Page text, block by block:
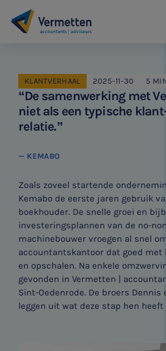
KLANTVERHAAL 2025-11-30 5
“De samenwerking met
niet als een typische
relatie.”
— KEMABO
Zoals zoveel startende
Kemabo de eerste jaren gebruik
boekhouder. De snelle groei en
investeringsplannen van de no-
machinebouwer vroegen al snel
accountantskantoor dat goed met
en opschalen. Na enkele
gevonden in Vermetten |
Sint-Oedenrode. De broers
leggen uit wat deze stap hen heeft